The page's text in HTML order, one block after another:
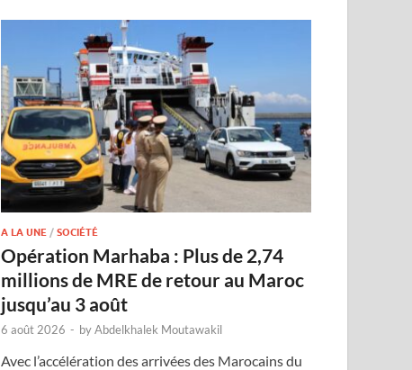
A LA UNE /SOCIÉTÉ
Opération Marhaba : Plus de 2,74
millions de MRE de retour au Maroc
jusqu’au 3 août
6 août 2026 - byAbdelkhalek Moutawakil
Avec l’accélération des arrivées des Marocains du